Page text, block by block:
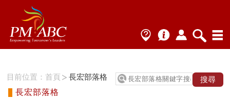
目前位置：首頁
長宏部落格
長宏部落格